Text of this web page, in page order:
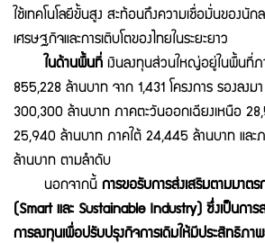
ใช้เทคโนโลยีขั้นสูง สะท้อนถึงความเชื่อมั่นของนั
เศรษฐกิจและการเติบโตของไทยในระยะยาว
ในด้านพื้นที่ เงินลงทุนส่วนใหญ่อยู่ในพื้นที่
855,228 ล้านบาท จาก 1,431 โครงการ รองลงม
300,300 ล้านบาท ภาคตะวันออกเฉียงเหนือ
25,940 ล้านบาท ภาคใต้ 24,445 ล้านบาท และ
ล้านบาท ตามลำดับ
นอกจากนี้ การขอรับการส่งเสริมตามมาต
(Smart และ Sustainable Industry) ซึ่งเป็นกา
การลงทุนเพื่อปรับปรุงกิจการเดิมให้มีประสิทธิภา